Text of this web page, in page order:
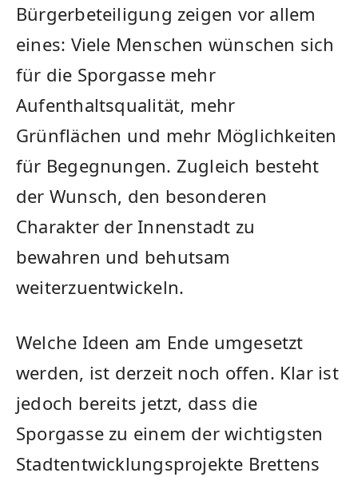
Bürgerbeteiligung zeigen vor allem
eines: Viele Menschen wünschen sich
für die Sporgasse mehr
Aufenthaltsqualität, mehr
Grünflächen und mehr Möglichkeiten
für Begegnungen. Zugleich besteht
der Wunsch, den besonderen
Charakter der Innenstadt zu
bewahren und behutsam
weiterzuentwickeln.
Welche Ideen am Ende umgesetzt
werden, ist derzeit noch offen. Klar ist
jedoch bereits jetzt, dass die
Sporgasse zu einem der wichtigsten
Stadtentwicklungsprojekte Brettens